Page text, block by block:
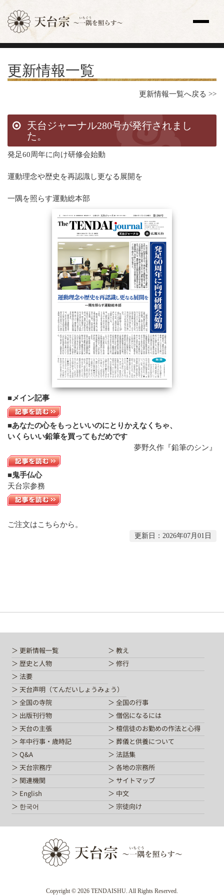
トップページ
宗祖・高祖・祖師・開祖
天台座主
修行
法要
天台声明（てんだいしょうみょう）
主な寺院
天台宗リンク集
天台ブックレット
天台ジャーナル
年中行事リーフレット(しおり)
天台宗開運招福カレンダー
ほとけさまのサイン
ともしび(バックナンバー)
僧侶になるには
比叡山宗教サミット
災害時における天台宗の取り組み
檀信徒のお勤めの作法と心得
年中行事・歳時記
Q&A
法話集
天台青少年比叡山の集いのご案内
天台宗務庁
天台宗典編纂所
更新情報一覧
更新情報一覧へ戻る >>
天台ジャーナル280号が発行されまし
た。
発足60周年に向け研修会始動
運動理念や歴史を再認識し更なる展開を
一隅を照らす運動総本部
■メイン記事
■あなたの心をもっといいのにとりかえなくちゃ、
いくらいい鉛筆を買ってもだめです
夢野久作『鉛筆のシン』
■鬼手仏心
天台宗参務
ご注文はこちらから。
更新日：2026年07月01日
更新情報一覧
教え
歴史と人物
修行
法要
天台声明（てんだいしょうみょう）
全国の寺院
全国の行事
出版刊行物
僧侶になるには
天台の主張
檀信徒のお勤めの作法と心得
年中行事・歳時記
葬儀と供養について
Q&A
法話集
天台宗務庁
各地の宗務所
関連機関
サイトマップ
English
中文
한국어
宗徒向け
Copyright © 2026 TENDAISHU. All Rights Reserved.